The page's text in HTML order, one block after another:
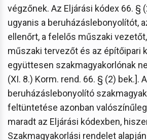
végzőnek. Az Eljárási kódex 66. §
ugyanis a beruházáslebonyolítót,
ellenőrt, a felelős műszaki
műszaki tervezőt és az építőipari
együttesen szakmagyakorlónak
(XI. 8.) Korm. rend. 66. § (2) bek.]. A
beruházáslebonyolító
feltüntetése azonban
maradt az Eljárási kódexben,
Szakmagyakorlási rendelet